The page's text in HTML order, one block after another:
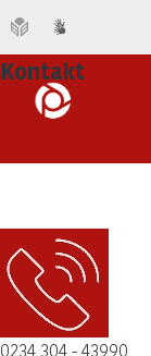
Kontakt
0234 304 - 43990